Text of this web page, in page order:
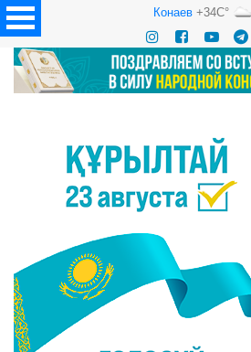
Конаев+34C°